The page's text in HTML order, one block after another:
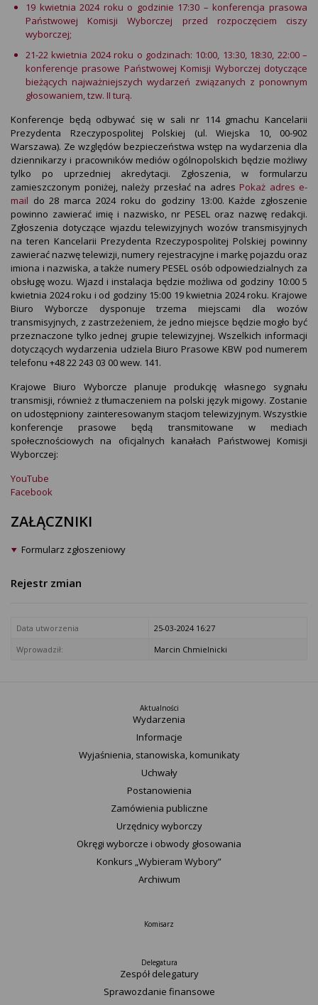
19 kwietnia 2024 roku o godzinie 17:30 – konferencja prasowa
Państwowej Komisji Wyborczej przed rozpoczęciem ciszy
wyborczej;
21-22 kwietnia 2024 roku o godzinach: 10:00, 13:30, 18:30, 22:00 –
konferencje prasowe Państwowej Komisji Wyborczej dotyczące
bieżących najważniejszych wydarzeń związanych z ponownym
głosowaniem, tzw. II turą.
Konferencje będą odbywać się w sali nr 114 gmachu Kancelarii
Prezydenta Rzeczypospolitej Polskiej (ul. Wiejska 10, 00-902
Warszawa). Ze względów bezpieczeństwa wstęp na wydarzenia dla
dziennikarzy i pracowników mediów ogólnopolskich będzie możliwy
tylko po uprzedniej akredytacji. Zgłoszenia, w formularzu
zamieszczonym poniżej, należy przesłać na adres Pokaż adres e-
mail do 28 marca 2024 roku do godziny 13:00. Każde zgłoszenie
powinno zawierać imię i nazwisko, nr PESEL oraz nazwę redakcji.
Zgłoszenia dotyczące wjazdu telewizyjnych wozów transmisyjnych
na teren Kancelarii Prezydenta Rzeczypospolitej Polskiej powinny
zawierać nazwę telewizji, numery rejestracyjne i markę pojazdu oraz
imiona i nazwiska, a także numery PESEL osób odpowiedzialnych za
obsługę wozu. Wjazd i instalacja będzie możliwa od godziny 10:00 5
kwietnia 2024 roku i od godziny 15:00 19 kwietnia 2024 roku. Krajowe
Biuro Wyborcze dysponuje trzema miejscami dla wozów
transmisyjnych, z zastrzeżeniem, że jedno miejsce będzie mogło być
przeznaczone tylko jednej grupie telewizyjnej. Wszelkich informacji
dotyczących wydarzenia udziela Biuro Prasowe KBW pod numerem
telefonu +48 22 243 03 00 wew. 141.
Krajowe Biuro Wyborcze planuje produkcję własnego sygnału
transmisji, również z tłumaczeniem na polski język migowy. Zostanie
on udostępniony zainteresowanym stacjom telewizyjnym. Wszystkie
konferencje prasowe będą transmitowane w mediach
społecznościowych na oficjalnych kanałach Państwowej Komisji
Wyborczej:
YouTube
Facebook
ZAŁĄCZNIKI
Formularz zgłoszeniowy
Rejestr zmian
Data utworzenia
25-03-2024 16:27
Wprowadził:
Marcin Chmielnicki
Aktualności
Wydarzenia
Informacje
Wyjaśnienia, stanowiska, komunikaty
Uchwały
Postanowienia
Zamówienia publiczne
Urzędnicy wyborczy
Okręgi wyborcze i obwody głosowania
Konkurs „Wybieram Wybory”
Archiwum
Komisarz
Delegatura
Zespół delegatury
Sprawozdanie finansowe